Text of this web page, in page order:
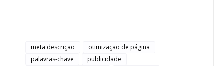
meta descrição
otimização de página
palavras-chave
publicidade